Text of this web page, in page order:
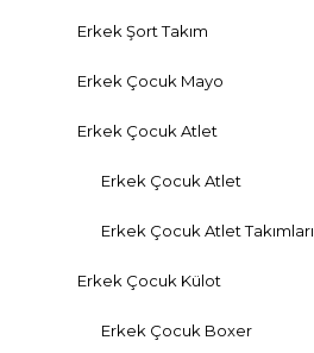
Erkek Şort Takım
Erkek Çocuk Mayo
Erkek Çocuk Atlet
Erkek Çocuk Atlet
Erkek Çocuk Atlet Takımları
Erkek Çocuk Külot
Erkek Çocuk Boxer